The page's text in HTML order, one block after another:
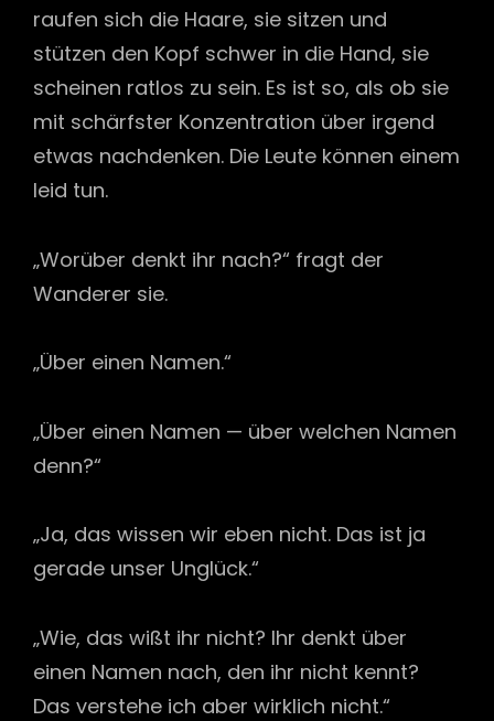
rau­fen sich die Haare, sie sitzen und
stützen den Kopf schwer in die Hand, sie
scheinen ratlos zu sein. Es ist so, als ob sie
mit schärfster Konzentration über irgend
etwas nachdenken. Die Leute können einem
leid tun.
„Worüber denkt ihr nach?“ fragt der
Wanderer sie.
„Über einen Namen.“
„Über einen Namen — über welchen Namen
denn?“
„Ja, das wissen wir eben nicht. Das ist ja
gerade unser Unglück.“
„Wie, das wißt ihr nicht? Ihr denkt über
einen Namen nach, den ihr nicht kennt?
Das verstehe ich aber wirklich nicht.“